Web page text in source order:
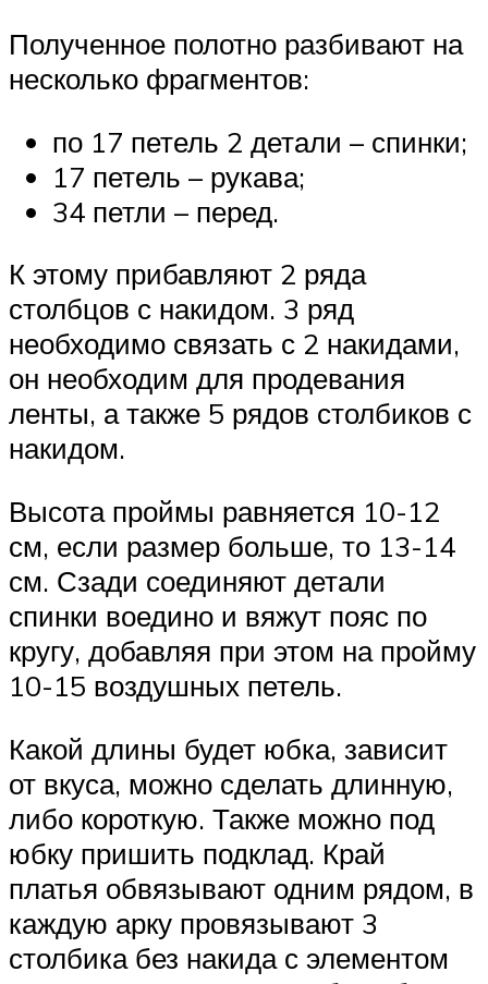
Полученное полотно разбивают на
несколько фрагментов:
по 17 петель 2 детали – спинки;
17 петель – рукава;
34 петли – перед.
К этому прибавляют 2 ряда
столбцов с накидом. 3 ряд
необходимо связать с 2 накидами,
он необходим для продевания
ленты, а также 5 рядов столбиков с
накидом.
Высота проймы равняется 10-12
см, если размер больше, то 13-14
см. Сзади соединяют детали
спинки воедино и вяжут пояс по
кругу, добавляя при этом на пройму
10-15 воздушных петель.
Какой длины будет юбка, зависит
от вкуса, можно сделать длинную,
либо короткую. Также можно под
юбку пришить подклад. Край
платья обвязывают одним рядом, в
каждую арку провязывают 3
столбика без накида с элементом